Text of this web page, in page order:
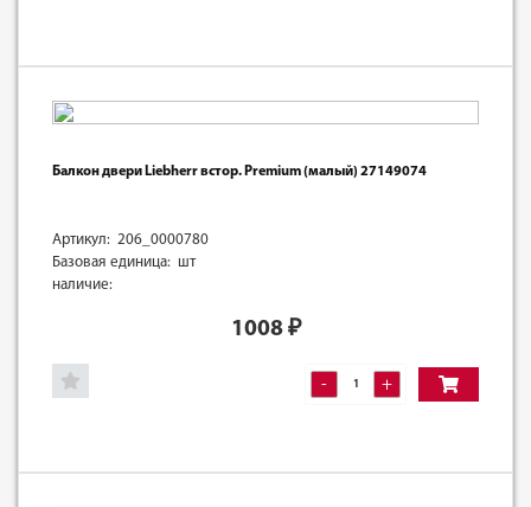
Балкон двери Liebherr встор. Premium (малый) 27149074
Артикул: 206_0000780
Базовая единица: шт
наличие:
1008₽
- +